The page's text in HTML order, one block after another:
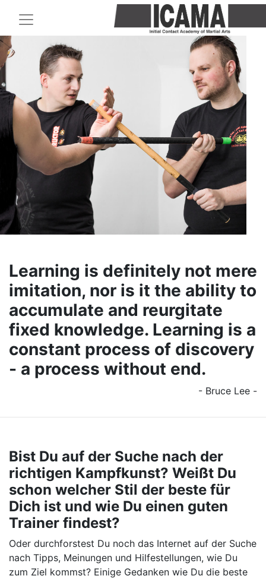
Toggle Navigation
Learning is definitely not mere
imitation, nor is it the ability to
accumulate and reurgitate
fixed knowledge. Learning is a
constant process of discovery
- a process without end.
- Bruce Lee -
Bist Du auf der Suche nach der
richtigen Kampfkunst? Weißt Du
schon welcher Stil der beste für
Dich ist und wie Du einen guten
Trainer findest?
Oder durchforstest Du noch das Internet auf der Suche
nach Tipps, Meinungen und Hilfestellungen, wie Du
zum Ziel kommst? Einige Gedanken wie Du die beste